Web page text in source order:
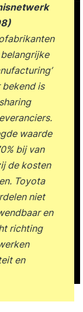
Gemeente
Den Haag
LSSA EXIN
IPMA
Agile &
bekend is
waarde
bij van
de kosten
Toyota
niet
en
richting
en